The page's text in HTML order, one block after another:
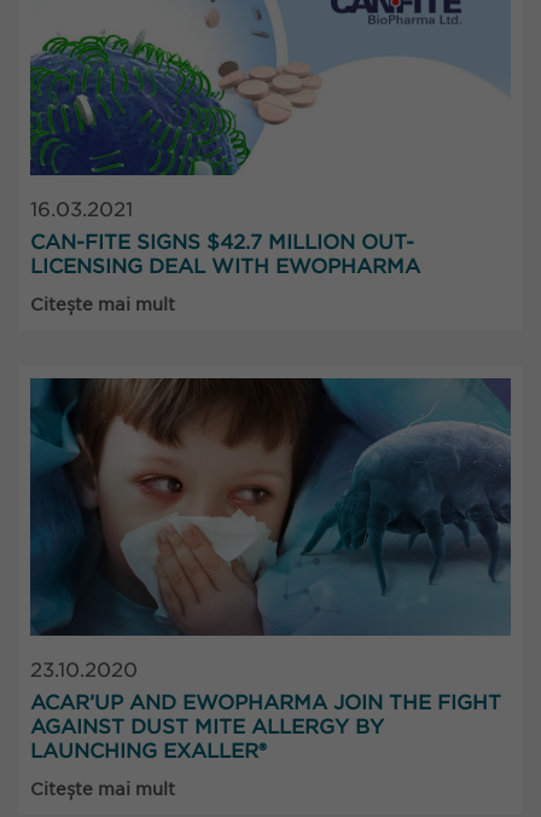
16.03.2021
CAN-FITE SIGNS $42.7 MILLION OUT-
LICENSING DEAL WITH EWOPHARMA
Citește mai mult
23.10.2020
ACAR’UP AND EWOPHARMA JOIN THE FIGHT
AGAINST DUST MITE ALLERGY BY
LAUNCHING EXALLER®
Citește mai mult